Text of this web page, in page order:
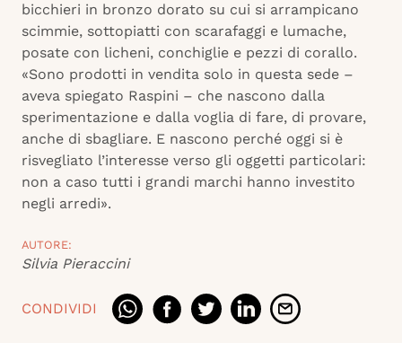
bicchieri in bronzo dorato su cui si arrampicano
scimmie, sottopiatti con scarafaggi e lumache,
posate con licheni, conchiglie e pezzi di corallo.
«Sono prodotti in vendita solo in questa sede –
aveva spiegato Raspini – che nascono dalla
sperimentazione e dalla voglia di fare, di provare,
anche di sbagliare. E nascono perché oggi si è
risvegliato l’interesse verso gli oggetti particolari:
non a caso tutti i grandi marchi hanno investito
negli arredi».
AUTORE:
Silvia Pieraccini
CONDIVIDI